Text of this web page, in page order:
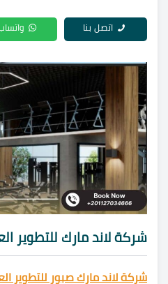
اتصل بنا
شركة لاند مارك للتطوير
شركة لاند مارك صبور للتطوير